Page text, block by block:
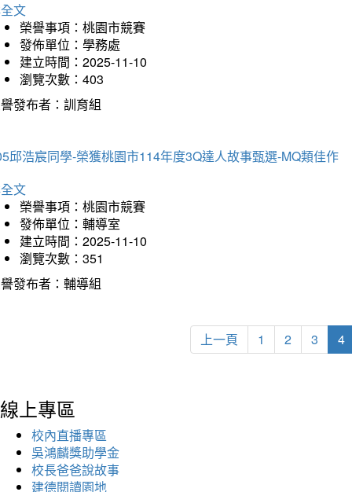
文
榮譽事項：桃園市競賽
發佈單位：學務處
建立時間：2025-11-10
瀏覽次數：403
發布者：訓育組
邱浩宸同學-榮獲桃園市114年度3Q達人故事甄選-MQ類佳作
文
榮譽事項：桃園市競賽
發佈單位：輔導室
建立時間：2025-11-10
瀏覽次數：351
發布者：輔導組
上一頁 1 2 3 4
線上專區
校內直播專區
吳鴻麟獎助學金
校長爸爸說故事
建德閱讀園地